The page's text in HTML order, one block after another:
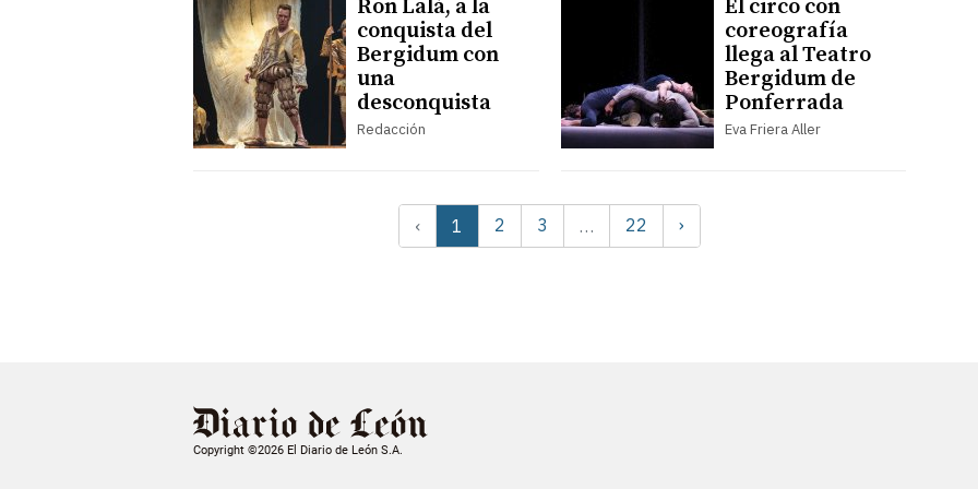
Ron Lalá, a la
conquista del
Bergidum con
una
desconquista
Redacción
El circo con
coreografía
llega al Teatro
Bergidum de
Ponferrada
Eva Friera Aller
‹ 1 2 3 … 22 ›
Copyright ©2026 El Diario de León S.A.